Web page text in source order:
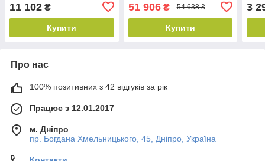
11 102 ₴
Купити
51 906₴ 54 638 ₴
Купити
3
Про нас
100% позитивних з 42 відгуків за рік
Працює з 12.01.2017
м. Дніпро
пр. Богдана Хмельницького, 45, Дніпро, Україна